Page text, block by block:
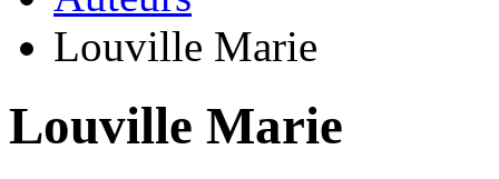
Louville Marie
Louville Marie